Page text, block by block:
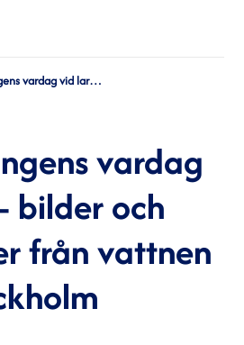
Sjöräddningens vardag vid larm – bilder och berättelser från vattnen kring Stockholm
vardag
bilder och
från vattnen